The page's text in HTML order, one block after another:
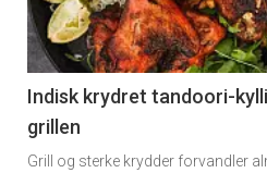
section
11
Indisk krydret tandoori-
grillen
Grill og sterke krydder forvandler